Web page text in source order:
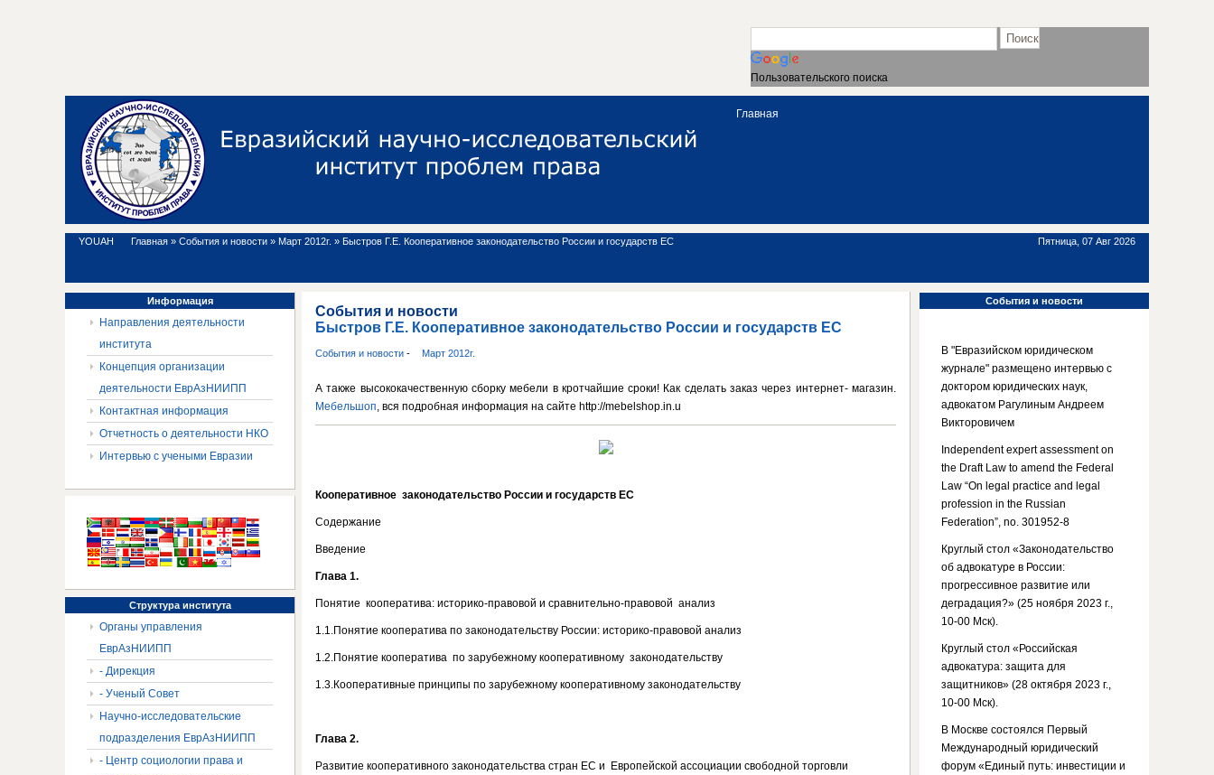
Пользовательского поиска
Главная
YOUAH Главная » События и новости » Март 2012г. » Быстров Г.Е. Кооперативное законодательство России и государств ЕС Пятница, 07 Авг 2026
События и новости
Быстров Г.Е. Кооперативное законодательство России и государств ЕС
События и новости- Март 2012г.
А также высококачественную сборку мебели в кротчайшие сроки! Как сделать заказ через интернет- магазин.
Мебельшоп, вся подробная информация на сайте http://mebelshop.in.u
Кооперативное законодательство России и государств ЕС
Содержание
Введение
Глава 1.
Понятие кооператива: историко-правовой и сравнительно-правовой анализ
1.1.Понятие кооператива по законодательству России: историко-правовой анализ
1.2.Понятие кооператива по зарубежному кооперативному законодательству
1.3.Кооперативные принципы по зарубежному кооперативному законодательству
Глава 2.
Развитие кооперативного законодательства стран ЕС и Европейской ассоциации свободной торговли
Информация
Направления деятельности
института
Концепция организации
деятельности ЕврАзНИИПП
Контактная информация
Отчетность о деятельности НКО
Интервью с учеными Евразии
Структураинститута
Органы управления
ЕврАзНИИПП
- Дирекция
- Ученый Совет
Научно-исследовательские
подразделения ЕврАзНИИПП
- Центр социологии права и
События и новости
В "Евразийском юридическом
журнале" размещено интервью с
доктором юридических наук,
адвокатом Рагулиным Андреем
Викторовичем
Independent expert assessment on
the Draft Law to amend the Federal
Law “On legal practice and legal
profession in the Russian
Federation”, no. 301952-8
Круглый стол «Законодательство
об адвокатуре в России:
прогрессивное развитие или
деградация?» (25 ноября 2023 г.,
10-00 Мск).
Круглый стол «Российская
адвокатура: защита для
защитников» (28 октября 2023 г.,
10-00 Мск).
В Москве состоялся Первый
Международный юридический
форум «Единый путь: инвестиции и